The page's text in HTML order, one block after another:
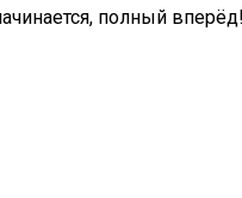
полный вперёд!